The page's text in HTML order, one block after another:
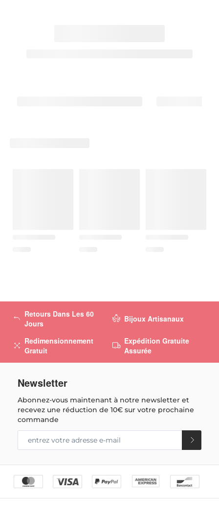
Retours Dans Les 60
Jours
Redimensionnement
Gratuit
Bijoux Artisanaux
Expédition Gratuite
Assurée
Newsletter
Abonnez-vous maintenant à notre newsletter et
recevez une réduction de10€sur votre prochaine
commande